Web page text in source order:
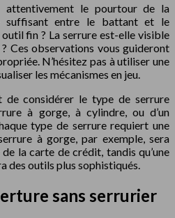
attentivement le pourtour de la
suffisant entre le battant et le
fin ? La serrure est-elle visible
Ces observations vous guideront
N’hésitez pas à utiliser une
les mécanismes en jeu.
de considérer le type de serrure
à gorge, à cylindre, ou d’un
type de serrure requiert une
à gorge, par exemple, sera
la carte de crédit, tandis qu’une
des outils plus sophistiqués.
sans serrurier